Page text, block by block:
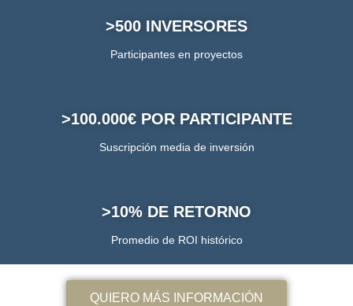
>500 INVERSORES
Participantes en proyectos
>100.000€ POR PARTICIPANTE
Suscripción media de inversión
>10% DE RETORNO
Promedio de ROI histórico
QUIERO MÁS INFORMACIÓN